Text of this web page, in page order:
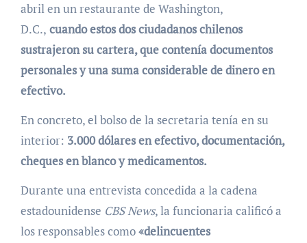
abril en un restaurante de Washington,
D.C., cuando estos dos ciudadanos chilenos
sustrajeron su cartera, que contenía documentos
personales y una suma considerable de dinero en
efectivo.
En concreto, el bolso de la secretaria tenía en su
interior: 3.000 dólares en efectivo, documentación,
cheques en blanco y medicamentos.
Durante una entrevista concedida a la cadena
estadounidense CBS News, la funcionaria calificó a
los responsables como«delincuentes